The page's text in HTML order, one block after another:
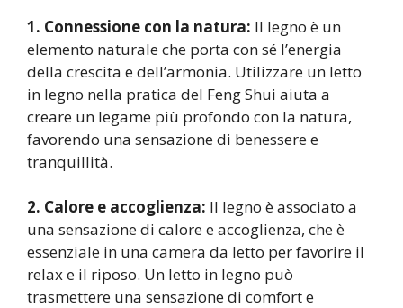
1. Connessione con la natura: Il legno è un
elemento naturale che porta con sé l’energia
della crescita e dell’armonia. Utilizzare un letto
in legno nella pratica del Feng Shui aiuta a
creare un legame più profondo con la natura,
favorendo una sensazione di benessere e
tranquillità.
2. Calore e accoglienza: Il legno è associato a
una sensazione di calore e accoglienza, che è
essenziale in una camera da letto per favorire il
relax e il riposo. Un letto in legno può
trasmettere una sensazione di comfort e